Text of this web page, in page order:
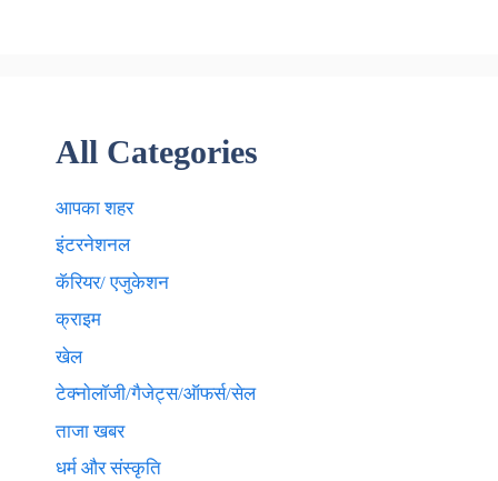
All Categories
आपका शहर
इंटरनेशनल
कॅरियर/ एजुकेशन
क्राइम
खेल
टेक्नाेलाॅजी/गैजेट्स/ऑफर्स/सेल
ताजा खबर
धर्म और संस्कृति